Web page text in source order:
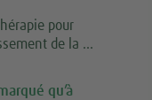
pour
de la ...
qu’à